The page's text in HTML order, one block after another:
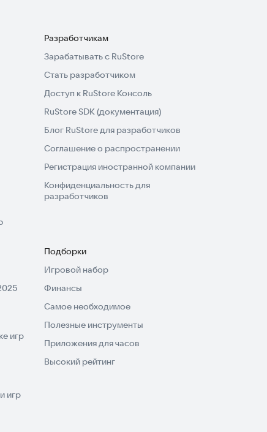
Разработчикам
Зарабатывать с RuStore
Стать разработчиком
Доступ к RuStore Консоль
RuStore SDK (документация)
Блог RuStore для разработчиков
Соглашение о распространении
Регистрация иностранной компании
Конфиденциальность для
разработчиков
игр
игр
Подборки
Игровой набор
Финансы
Самое необходимое
Полезные инструменты
Приложения для часов
Высокий рейтинг